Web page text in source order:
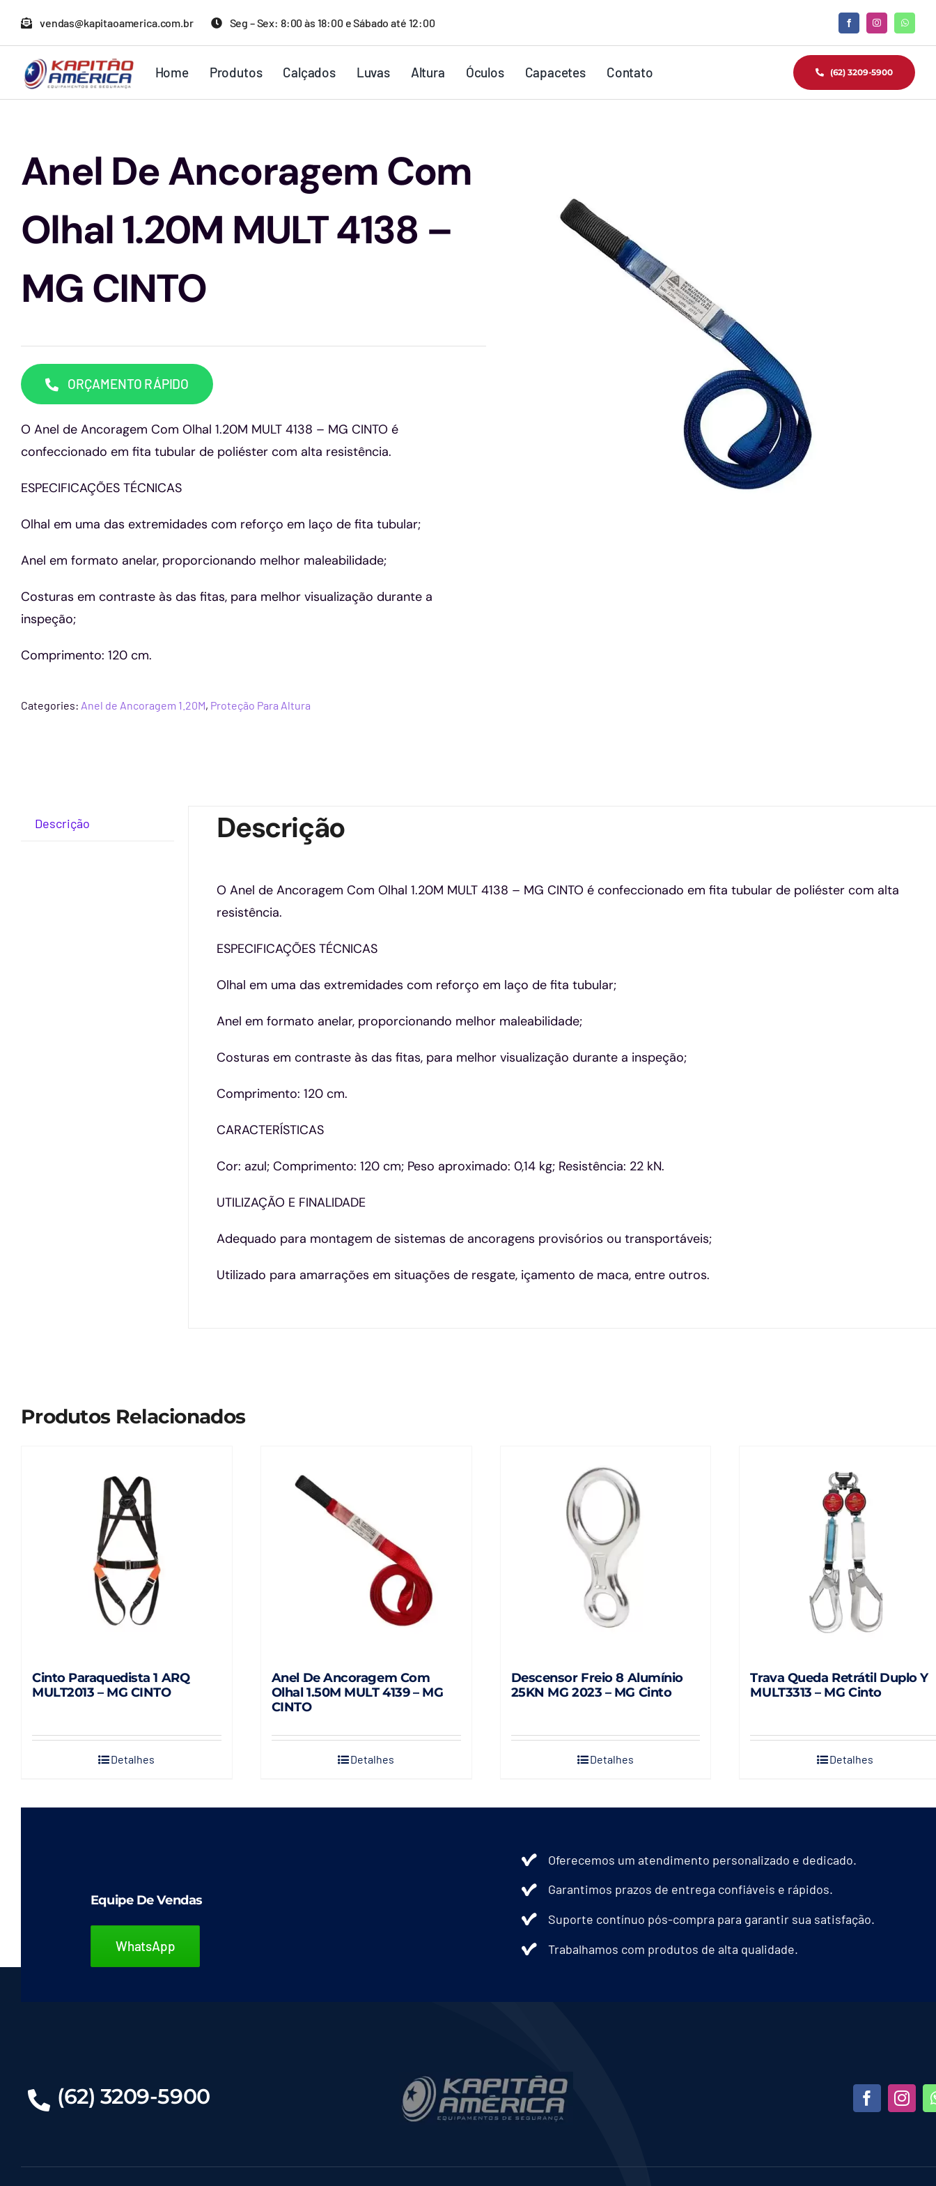
para
conteúdo
vendas@kapitaoamerica.com.br Seg – Sex: 8:00 às 18:00 e Sábado até 12:00
Home Produtos Calçados Luvas Altura Óculos Capacetes Contato (62) 3209-5900
Anel De Ancoragem Com
Olhal 1.20M MULT 4138 –
MG CINTO
ORÇAMENTO RÁPIDO
O Anel de Ancoragem Com Olhal 1.20M MULT 4138 – MG CINTO é
confeccionado em fita tubular de poliéster com alta resistência.
ESPECIFICAÇÕES TÉCNICAS
Olhal em uma das extremidades com reforço em laço de fita tubular;
Anel em formato anelar, proporcionando melhor maleabilidade;
Costuras em contraste às das fitas, para melhor visualização durante a
inspeção;
Comprimento: 120 cm.
Categories: Anel de Ancoragem 1.20M, Proteção Para Altura
Descrição Descrição
O Anel de Ancoragem Com Olhal 1.20M MULT 4138 – MG CINTO é confeccionado em fita tubular de poliéster com alta
resistência.
ESPECIFICAÇÕES TÉCNICAS
Olhal em uma das extremidades com reforço em laço de fita tubular;
Anel em formato anelar, proporcionando melhor maleabilidade;
Costuras em contraste às das fitas, para melhor visualização durante a inspeção;
Comprimento: 120 cm.
CARACTERÍSTICAS
Cor: azul; Comprimento: 120 cm; Peso aproximado: 0,14 kg; Resistência: 22 kN.
UTILIZAÇÃO E FINALIDADE
Adequado para montagem de sistemas de ancoragens provisórios ou transportáveis;
Utilizado para amarrações em situações de resgate, içamento de maca, entre outros.
Produtos Relacionados
Cinto Paraquedista 1 ARQ
MULT2013 – MG CINTO
Detalhes
Anel De Ancoragem Com
Olhal 1.50M MULT 4139 – MG
CINTO
Detalhes
Descensor Freio 8 Alumínio
25KN MG 2023 – MG Cinto
Detalhes
Trava Queda Retrátil Duplo Y
MULT3313 – MG Cinto
Detalhes
Equipe De Vendas
WhatsApp
Oferecemos um atendimento personalizado e dedicado.
Garantimos prazos de entrega confiáveis e rápidos.
Suporte contínuo pós-compra para garantir sua satisfação.
Trabalhamos com produtos de alta qualidade.
(62) 3209-5900